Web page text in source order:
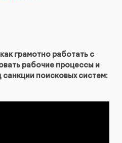
грамотно работать с
рабочие процессы и
поисковых систем: